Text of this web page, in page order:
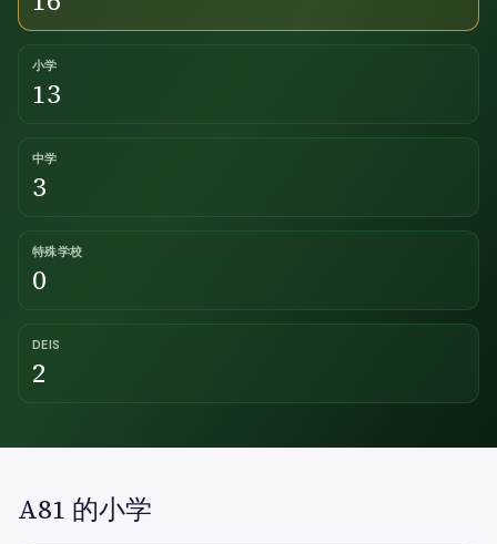
小学
13
中学
3
特殊学校
0
DEIS
2
A81 的小学